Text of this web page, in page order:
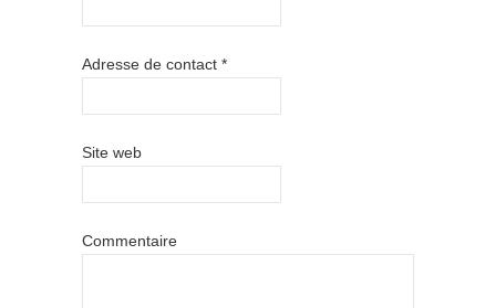
Adresse de contact *
Site web
Commentaire